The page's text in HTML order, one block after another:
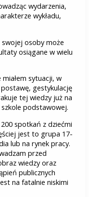
wydarzenia,
wykładu,
osoby może
osiągane w wielu
sytuacji, w
gestykulację
tej wiedzy już na
podstawowej.
spotkań z dziećmi
jest to grupa 17-
lub na rynek pracy.
przed
wiedzy oraz
publicznych
na fatalnie niskimi